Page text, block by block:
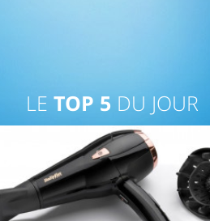
LE TOP 5 DU JOUR